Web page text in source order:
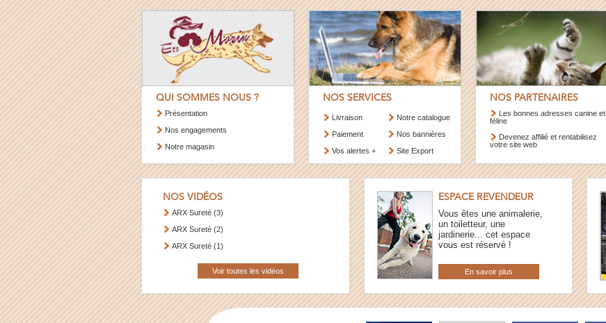
QUI SOMMES NOUS ?
Présentation
Nos engagements
Notre magasin
NOS SERVICES
Livraison
Paiement
Vos alertes +
Notre catalogue
Nos bannières
Site Export
NOS PARTENAIRES
Les bonnes adresses canine et
féline
Devenez affilié et rentabilisez
votre site web
NOS VIDÉOS
ARX Sureté (3)
ARX Sureté (2)
ARX Sureté (1)
Voir toutes les vidéos
ESPACE REVENDEUR
Vous êtes une animalerie,
un toiletteur, une
jardinerie... cet espace
vous est réservé !
En savoir plus